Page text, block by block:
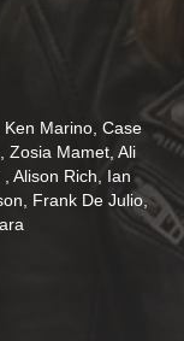
Ken Marino Case
Zosia Mamet Ali
Alison Rich
Ian
Frank De Julio